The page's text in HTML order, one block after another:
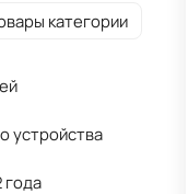
категории
устройства
года